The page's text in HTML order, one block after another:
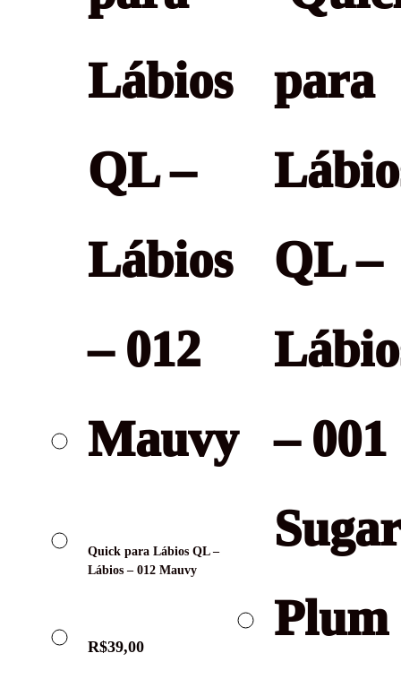
Quick para Lábios QL –
Lábios – 012 Mauvy
R$39,00